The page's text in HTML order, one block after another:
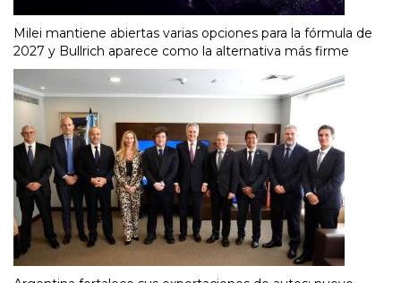
Milei mantiene abiertas varias opciones para la fórmula de
2027 y Bullrich aparece como la alternativa más firme